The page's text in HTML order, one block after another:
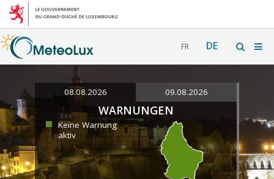
FR DE
08.08.2026 09.08.2026
WARNUNGEN
Keine Warnung
aktiv